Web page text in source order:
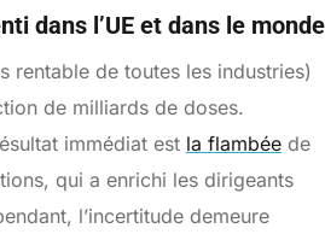
dans l’UE et dans le monde
rentable de toutes les industries)
de milliards de doses.
immédiat est la flambéede
qui a enrichi les dirigeants
l’incertitude demeure